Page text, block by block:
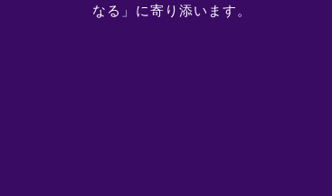
なる」に寄り添います。